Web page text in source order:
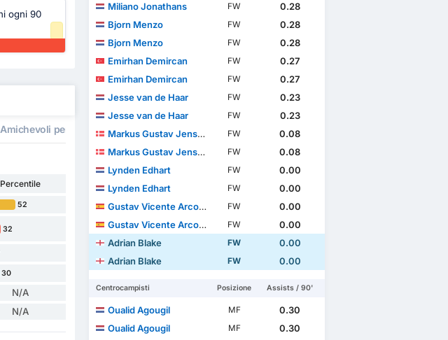
ogni 90
Amichevoli per club 3
Percentile
52
32
30
N/A
N/A
Miliano Jonathans
FW
0.28
Bjorn Menzo
FW
0.28
Bjorn Menzo
FW
0.28
Emirhan Demircan
FW
0.27
Emirhan Demircan
FW
0.27
Jesse van de Haar
FW
0.23
Jesse van de Haar
FW
0.23
Markus Gustav Jensen
FW
0.08
Markus Gustav Jensen
FW
0.08
Lynden Edhart
FW
0.00
Lynden Edhart
FW
0.00
Gustav Vicente Arcos Sundqvist
FW
0.00
Gustav Vicente Arcos Sundqvist
FW
0.00
Adrian Blake
FW
0.00
Adrian Blake
FW 0.00
Centrocampisti Posizione Assists / 90'
Oualid Agougil MF
0.30
Oualid Agougil
MF
0.30